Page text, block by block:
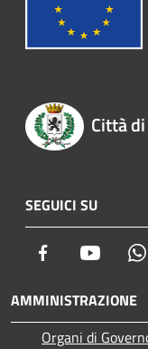
Città
SEGUICI SU
Facebook Youtube
AMMINISTRAZIONE
Organi di